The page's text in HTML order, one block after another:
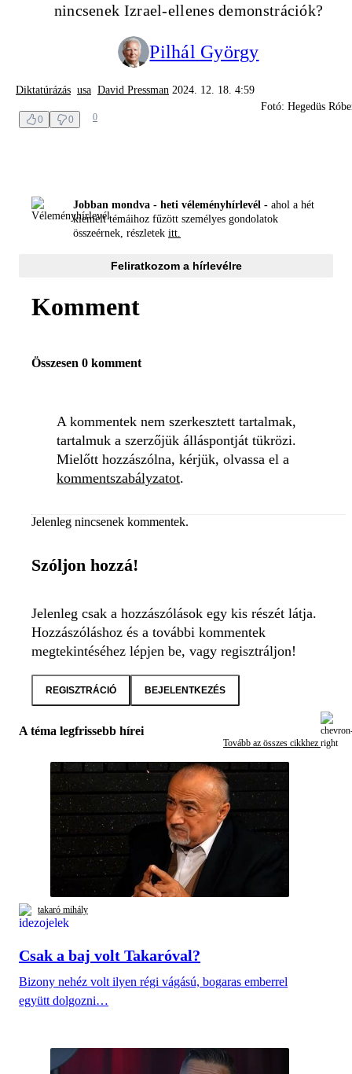
nincsenek Izrael-ellenes demonstrációk?
Pilhál György
Diktatúrázás usa David Pressman 2024. 12. 18. 4:59
Fotó: Hegedüs
0 0 0
Jobban mondva - heti véleményhírlevél - ahol a hét
kiemelt témáihoz fűzött személyes gondolatok
összeérnek, részletek itt.
Feliratkozom a hírlevélre
Komment
Összesen 0 komment
A kommentek nem szerkesztett tartalmak,
tartalmuk a szerzőjük álláspontját tükrözi.
Mielőtt hozzászólna, kérjük, olvassa el a
kommentszabályzatot.
Jelenleg nincsenek kommentek.
Szóljon hozzá!
Jelenleg csak a hozzászólások egy kis részét látja.
Hozzászóláshoz és a további kommentek
megtekintéséhez lépjen be, vagy regisztráljon!
REGISZTRÁCIÓ BEJELENTKEZÉS
A téma legfrissebb hírei
Tovább az összes cikkhez
takaró mihály
Csak a baj volt Takaróval?
Bizony nehéz volt ilyen régi vágású, bogaras emberrel
együtt dolgozni…